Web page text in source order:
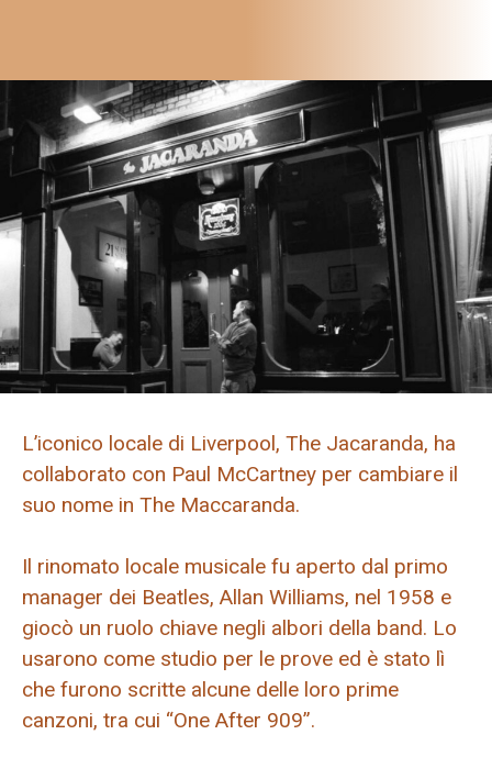
L’iconico locale di Liverpool, The Jacaranda, ha
collaborato con Paul McCartney per cambiare il
suo nome in The Maccaranda.
Il rinomato locale musicale fu aperto dal primo
manager dei Beatles, Allan Williams, nel 1958 e
giocò un ruolo chiave negli albori della band. Lo
usarono come studio per le prove ed è stato lì
che furono scritte alcune delle loro prime
canzoni, tra cui “One After 909”.